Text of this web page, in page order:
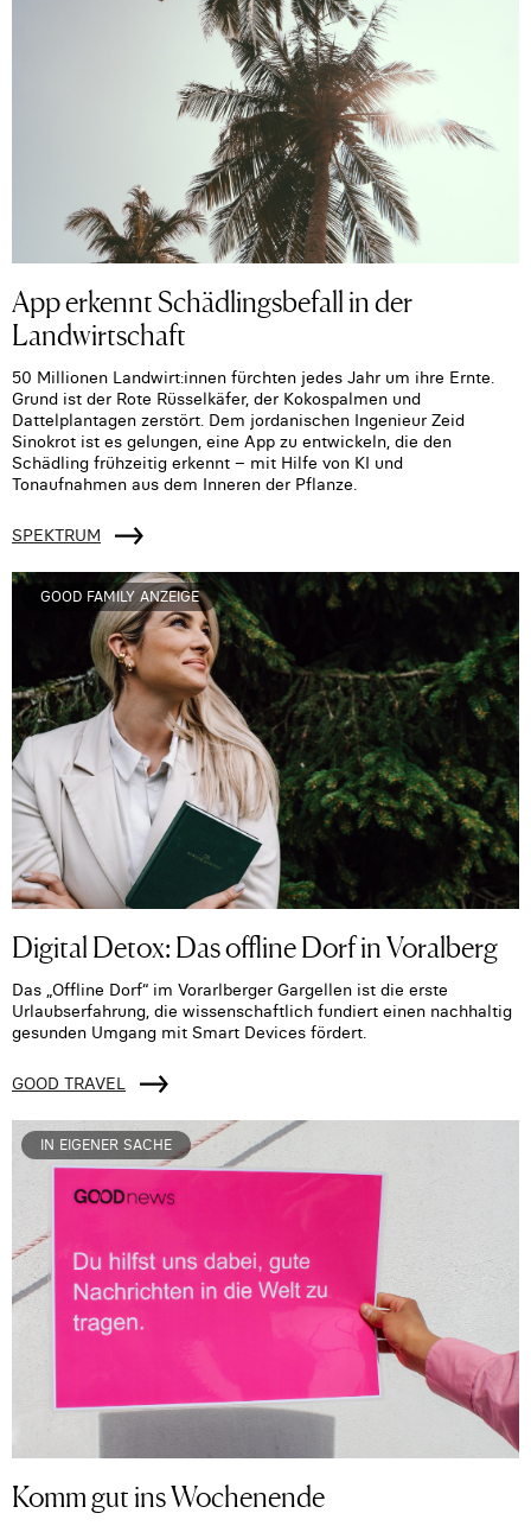
App erkennt Schädlingsbefall in der
Landwirtschaft
50 Millionen Landwirt:innen fürchten jedes Jahr um ihre Ernte.
Grund ist der Rote Rüsselkäfer, der Kokospalmen und
Dattelplantagen zerstört. Dem jordanischen Ingenieur Zeid
Sinokrot ist es gelungen, eine App zu entwickeln, die den
Schädling frühzeitig erkennt – mit Hilfe von KI und
Tonaufnahmen aus dem Inneren der Pflanze.
SPEKTRUM
GOOD FAMILY ANZEIGE
Digital Detox: Das offline Dorf in Voralberg
Das „Offline Dorf“ im Vorarlberger Gargellen ist die erste
Urlaubserfahrung, die wissenschaftlich fundiert einen nachhaltig
gesunden Umgang mit Smart Devices fördert.
GOOD TRAVEL
IN EIGENER SACHE
Komm gut ins Wochenende